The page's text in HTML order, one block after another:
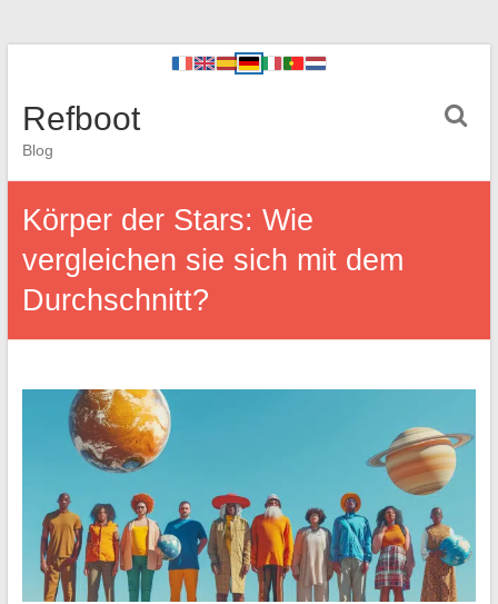
Refboot
Blog
Körper der Stars: Wie
vergleichen sie sich mit dem
Durchschnitt?